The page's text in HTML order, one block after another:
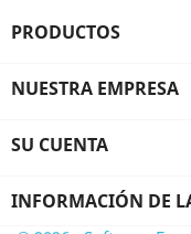
PRODUCTOS
NUESTRA EMPRESA
SU CUENTA
INFORMACIÓN DE